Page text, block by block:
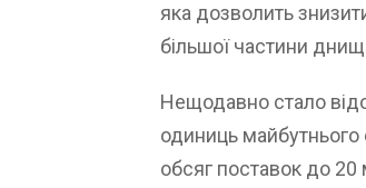
яка дозволить
більшої частини
Нещодавно стало
одиниць
обсяг поставок до 20